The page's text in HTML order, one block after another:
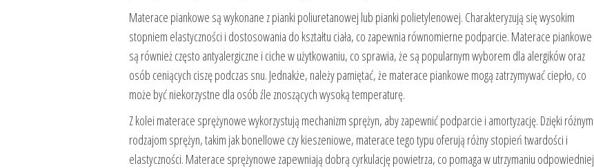
Materace piankowe są wykonane z pianki poliuretanowej lub pianki polietylenowej. Charakteryzują się wysokim
stopniem elastyczności i dostosowania do kształtu ciała, co zapewnia równomierne podparcie. Materace piankowe
są również często antyalergiczne i ciche w użytkowaniu, co sprawia, że są popularnym wyborem dla alergików oraz
osób ceniących ciszę podczas snu. Jednakże, należy pamiętać, że materace piankowe mogą zatrzymywać ciepło, co
może być niekorzystne dla osób źle znoszących wysoką temperaturę.
Z kolei materace sprężynowe wykorzystują mechanizm sprężyn, aby zapewnić podparcie i amortyzację. Dzięki różnym
rodzajom sprężyn, takim jak bonellowe czy kieszeniowe, materace tego typu oferują różny stopień twardości i
elastyczności. Materace sprężynowe zapewniają dobrą cyrkulację powietrza, co pomaga w utrzymaniu odpowiedniej